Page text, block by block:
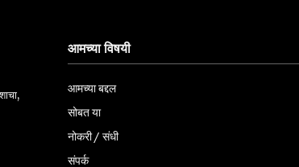
आमच्या विषयी
आमच्या बद्दल
सोबत या
नोकरी / संधी
संपर्क